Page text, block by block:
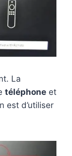
La
téléphone et
est d’utiliser